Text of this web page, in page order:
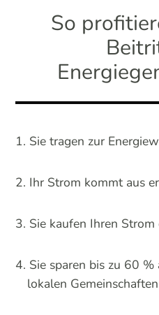
So
Sie tragen zur
Ihr Strom kommt aus
Sie kaufen Ihren
Sie sparen bis zu 60
lokalen